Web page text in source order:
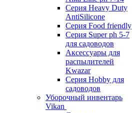
Серия Heavy Duty
AntiSilicone
Серия Food friendly
Серия Super ph 5-7
для садоводов
Аксессуары для
распылителей
Kwazar
Серия Hobby для
садоводов
Уборочный инвентарь
Vikan